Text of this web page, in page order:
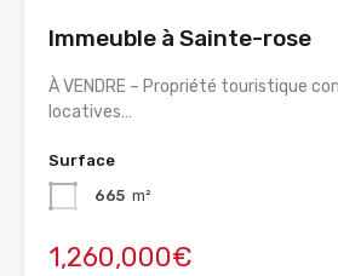
Immeuble à Sainte-rose
À VENDRE – Propriété touristique
locatives…
Surface
665 m²
1,260,000€